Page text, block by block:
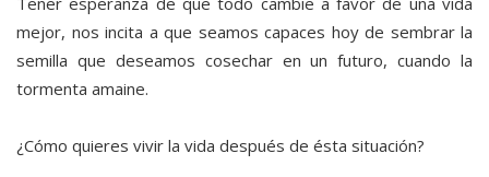
mejor, nos incita a que seamos capaces hoy de sembrar la
semilla que deseamos cosechar en un futuro, cuando la
tormenta amaine.
¿Cómo quieres vivir la vida después de ésta situación?